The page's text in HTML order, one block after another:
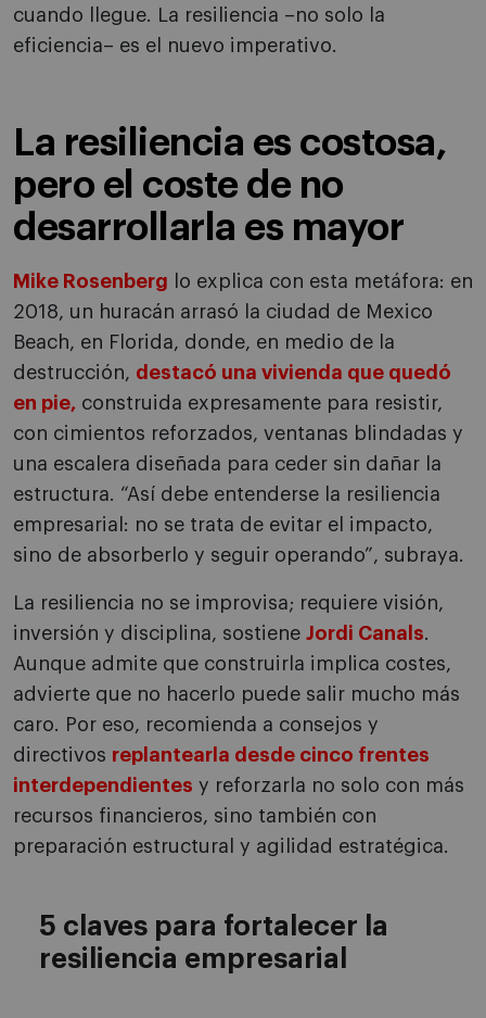
cuando llegue. La resiliencia –no solo la
eficiencia– es el nuevo imperativo.
La resiliencia es costosa,
pero el coste de no
desarrollarla es mayor
Mike Rosenberg lo explica con esta metáfora: en
2018, un huracán arrasó la ciudad de Mexico
Beach, en Florida, donde, en medio de la
destrucción, destacó una vivienda que quedó
en pie, construida expresamente para resistir,
con cimientos reforzados, ventanas blindadas y
una escalera diseñada para ceder sin dañar la
estructura. “Así debe entenderse la resiliencia
empresarial: no se trata de evitar el impacto,
sino de absorberlo y seguir operando”, subraya.
La resiliencia no se improvisa; requiere visión,
inversión y disciplina, sostiene Jordi Canals.
Aunque admite que construirla implica costes,
advierte que no hacerlo puede salir mucho más
caro. Por eso, recomienda a consejos y
directivos replantearla desde cinco frentes
interdependientes y reforzarla no solo con más
recursos financieros, sino también con
preparación estructural y agilidad estratégica.
5 claves para fortalecer la
resiliencia empresarial